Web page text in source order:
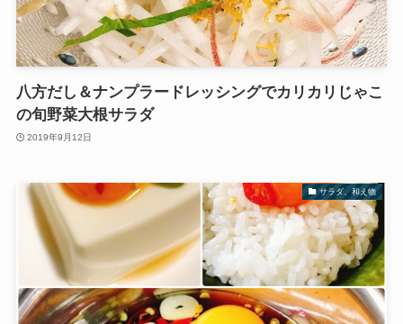
八方だし＆ナンプラードレッシングでカリカリじゃこ
の旬野菜大根サラダ
2019年9月12日
サラダ、和え物